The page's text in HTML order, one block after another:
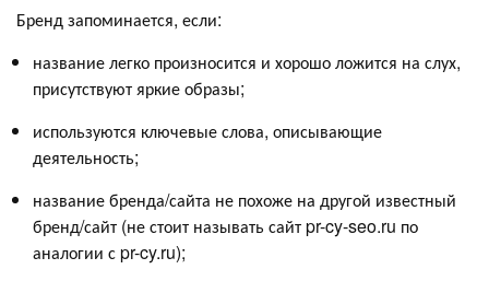
Бренд запоминается, если:
название легко произносится и хорошо ложится на слух,
присутствуют яркие образы;
используются ключевые слова, описывающие
деятельность;
название бренда/сайта не похоже на другой известный
бренд/сайт (не стоит называть сайт pr-cy-seo.ru по
аналогии с pr-cy.ru);